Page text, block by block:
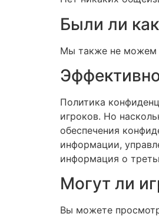
Были ли
Мы также не можем
Политика
игроков. Но
обеспечения
информации,
информация о
Могут ли
Вы можете